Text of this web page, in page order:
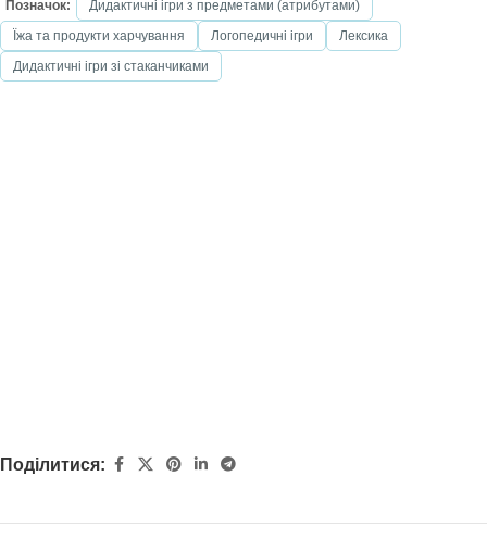
Позначок:
Дидактичні ігри з предметами (атрибутами)
Їжа та продукти харчування
Логопедичні ігри
Лексика
Дидактичні ігри зі стаканчиками
Поділитися: